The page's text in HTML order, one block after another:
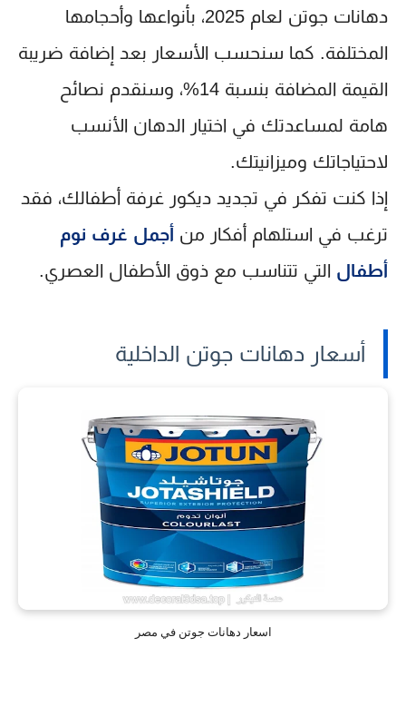
دهانات جوتن لعام 2025، بأنواعها وأحجامها
المختلفة. كما سنحسب الأسعار بعد إضافة ضريبة
القيمة المضافة بنسبة 14%، وسنقدم نصائح
هامة لمساعدتك في اختيار الدهان الأنسب
لاحتياجاتك وميزانيتك.
إذا كنت تفكر في تجديد ديكور غرفة أطفالك، فقد
ترغب في استلهام أفكار من أجمل غرف نوم
أطفال التي تتناسب مع ذوق الأطفال العصري.
أسعار دهانات جوتن الداخلية
اسعار دهانات جوتن في مصر